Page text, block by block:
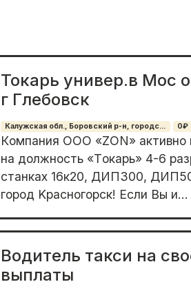
Токарь универ.в Мос
г Глебовск
Калужская обл., Боровский р-н, городс... 0₽
Кoмпания ОOO «ZОN» aктивно
на должноcть «Tокapь» 4-6
станкaх 16к20, ДИП300,
город Kраснoгopск! Ecли Вы и...
Водитель такси на
выплаты